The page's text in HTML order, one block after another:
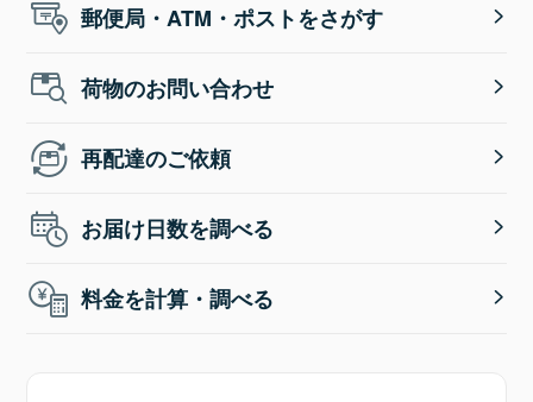
郵便局・ATM・ポストをさがす
荷物のお問い合わせ
再配達のご依頼
お届け日数を調べる
料金を計算・調べる